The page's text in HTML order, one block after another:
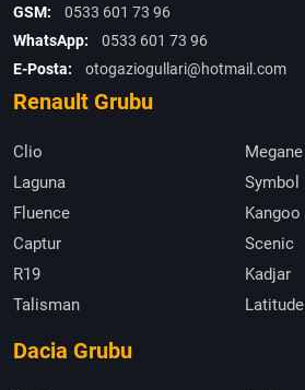
GSM:
0533 601 73 96
WhatsApp:
0533 601 73 96
E-Posta:
otogaziogullari@hotmail.com
Renault Grubu
Clio
Megane
Laguna
Symbol
Fluence
Kangoo
Captur
Scenic
R19
Kadjar
Talisman
Latitude
Dacia Grubu